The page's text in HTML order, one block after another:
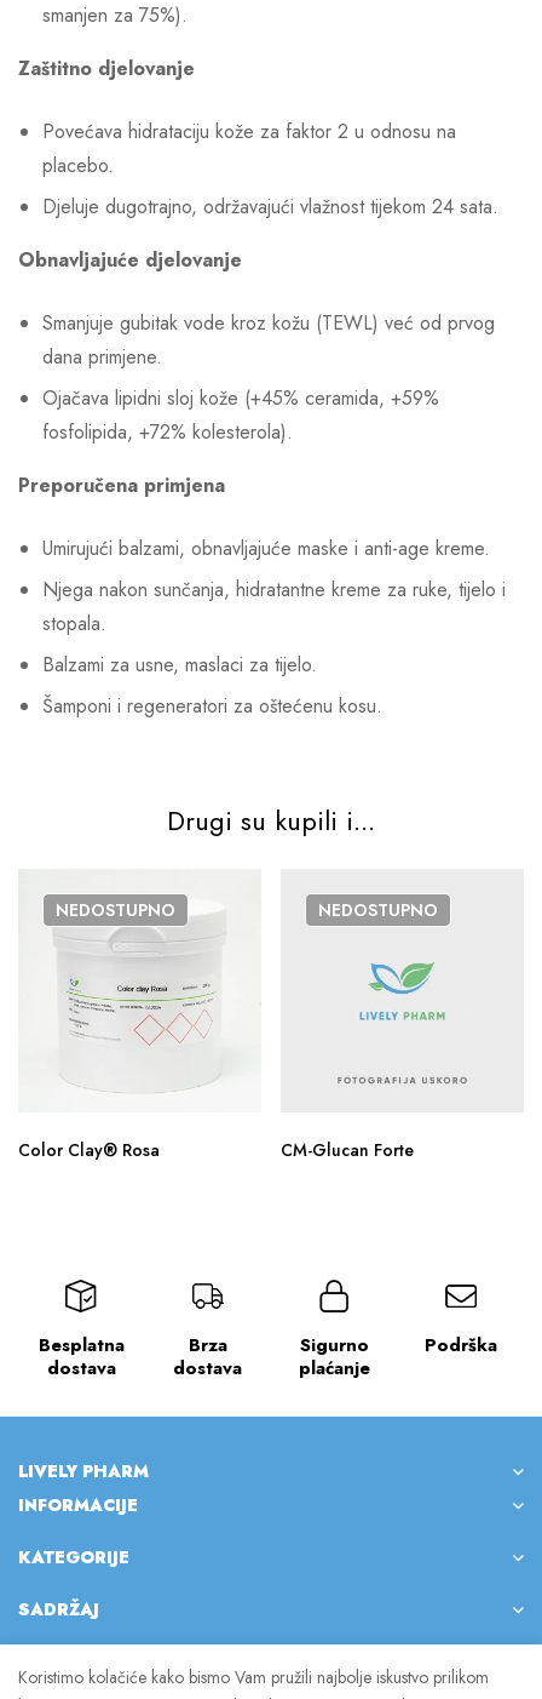
smanjen za 75%).
Zaštitno djelovanje
Povećava hidrataciju kože za faktor 2 u odnosu na
placebo.
Djeluje dugotrajno, održavajući vlažnost tijekom 24 sata.
Obnavljajuće djelovanje
Smanjuje gubitak vode kroz kožu (TEWL) već od prvog
dana primjene.
Ojačava lipidni sloj kože (+45% ceramida, +59%
fosfolipida, +72% kolesterola).
Preporučena primjena
Umirujući balzami, obnavljajuće maske i anti-age kreme.
Njega nakon sunčanja, hidratantne kreme za ruke, tijelo i
stopala.
Balzami za usne, maslaci za tijelo.
Šamponi i regeneratori za oštećenu kosu.
Drugi su kupili i...
NEDOSTUPNO
Color Clay® Rosa
NEDOSTUPNO
CM-Glucan Forte
Besplatna
dostava
Brza
dostava
Sigurno
plaćanje
Podrška
LIVELY PHARM
INFORMACIJE
KATEGORIJE
SADRŽAJ
Koristimo kolačiće kako bismo Vam pružili najbolje iskustvo prilikom